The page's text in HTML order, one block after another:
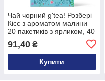
Чай чорний g'tea! Розбері
Кісс з ароматом малини
20 пакетиків з ярликом, 40
91,40 ₴
Купити